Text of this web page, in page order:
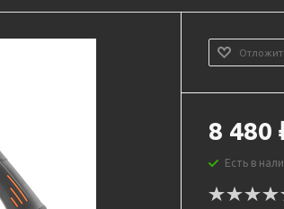
8 480
Есть в